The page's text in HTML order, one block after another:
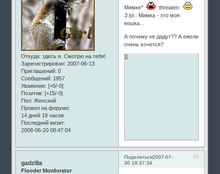
Откуда: здесь я. Смотрю на тебя!
Зарегистрирован: 2007-06-13
Приглашений: 0
Сообщений: 1857
Уважение: [+6/-0]
Позитив: [+15/-0]
Пол: Женский
Провел на форуме:
14 дней 18 часов
Последний визит:
2008-06-20 08:47:04
Мимке*
:threaten:
З.Ы.: Мимка - это моя
кошка...
А почему не дадут?? А ежели
очень хочется?
0
Поделиться 10
2007-07-
30 18:37:34
gadzilla
Flooder Mordorator